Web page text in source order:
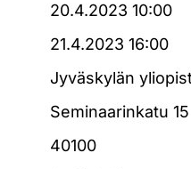
20.4.2023 10:00
21.4.2023 16:00
Jyväskylän
Seminaarinkatu
40100